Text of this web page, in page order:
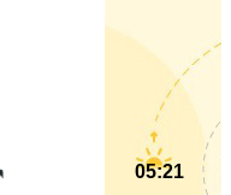
05:21